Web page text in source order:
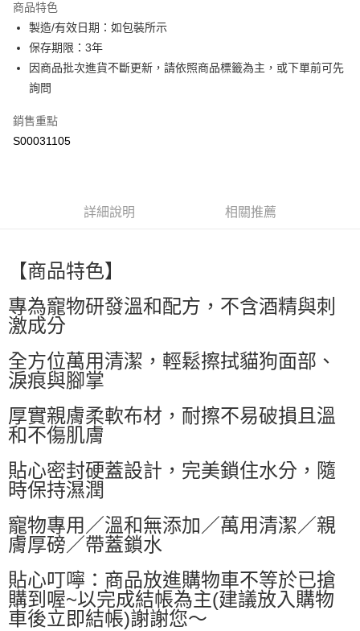
Apple Pay
街口支付
全盈+PAY
ATM付款
萊爾富取貨付款
每筆NT$60，滿NT$599(含以上)免運費
付款後萊爾富取貨
每筆NT$60，滿NT$599(含以上)免運費
7-11付款取貨
每筆NT$60，滿NT$599(含以上)免運費
付款後7-11取貨
每筆NT$60，滿NT$599(含以上)免運費
宅配
國家/地區配送0330
商品特色
製造/有效日期：如包裝所示
保存期限：3年
因商品批次進貨不斷更新，請依照商品標籤為主，或下單前可先
詢問
銷售重點
S00031105
詳細說明 相關推薦
【商品特色】
專為寵物研發溫和配方，不含酒精與刺
激成分
全方位萬用清潔，輕鬆擦拭貓狗面部、
淚痕與腳掌
厚實親膚柔軟布材，耐擦不易破損且溫
和不傷肌膚
貼心密封硬蓋設計，完美鎖住水分，隨
時保持濕潤
寵物專用／溫和無添加／萬用清潔／親
膚厚磅／帶蓋鎖水
貼心叮嚀：商品放進購物車不等於已搶
購到喔~以完成結帳為主(建議放入購物
車後立即結帳)謝謝您～